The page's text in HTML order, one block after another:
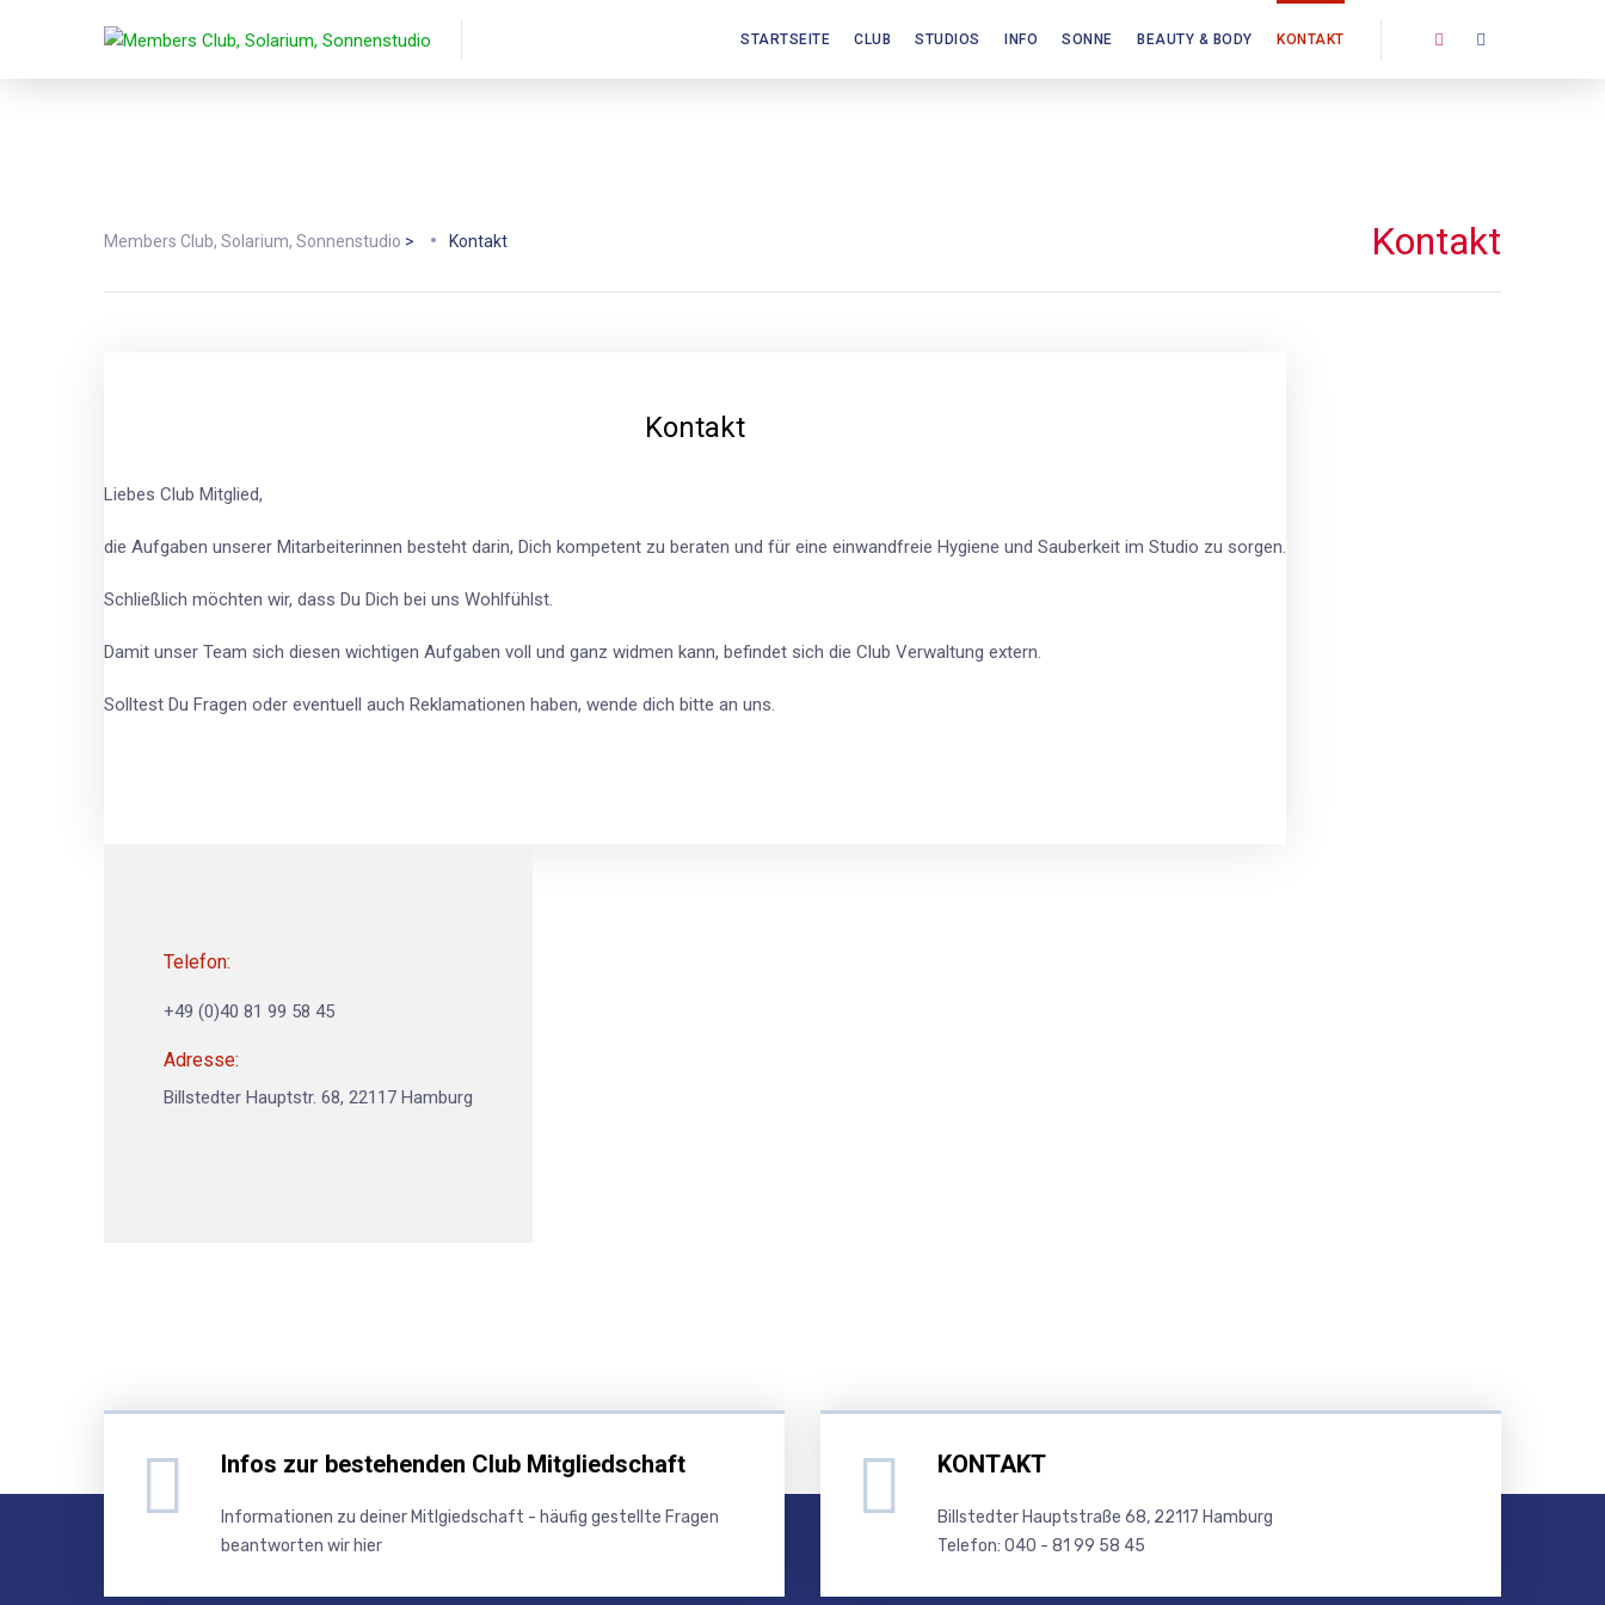
STARTSEITE CLUB STUDIOS INFO SONNE BEAUTY & BODY KONTAKT
Kontakt
Members Club, Solarium, Sonnenstudio > Kontakt
Kontakt
Liebes Club Mitglied,
die Aufgaben unserer Mitarbeiterinnen besteht darin, Dich kompetent zu beraten und für eine einwandfreie Hygiene und Sauberkeit im Studio zu sorgen.
Schließlich möchten wir, dass Du Dich bei uns Wohlfühlst.
Damit unser Team sich diesen wichtigen Aufgaben voll und ganz widmen kann, befindet sich die Club Verwaltung extern.
Solltest Du Fragen oder eventuell auch Reklamationen haben, wende dich bitte an uns.
Telefon:
+49 (0)40 81 99 58 45
Adresse:
Billstedter Hauptstr. 68, 22117 Hamburg
Infos zur bestehenden Club Mitgliedschaft
Informationen zu deiner Mitlgiedschaft - häufig gestellte Fragen
beantworten wir hier
KONTAKT
Billstedter Hauptstraße 68, 22117 Hamburg
Telefon: 040 - 81 99 58 45